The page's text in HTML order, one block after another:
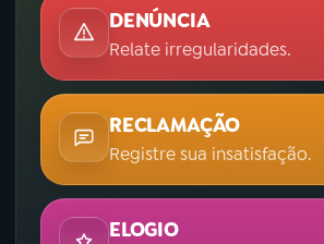
DENÚNCIA
Relate irregularidades.
RECLAMAÇÃO
Registre sua insatisfação.
ELOGIO